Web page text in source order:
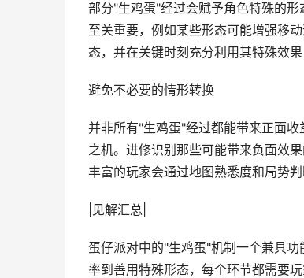
部分"生鸡蛋"经过会赋予角色特殊的
至关重要，例如某些形态可能增强移
态，并在关键时刻充分利用其特殊效
避免不必要的情形转换
并非所有"生鸡蛋"经过都能带来正面
之机。进修识别那些可能带来负面效
丰富的玩家会通过地图熟悉度和局势判
|见解汇总|
蛋仔派对中的"生鸡蛋"机制一个兼具
率到善用特殊形态，每个环节都需要